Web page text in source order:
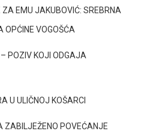
EMU JAKUBOVIĆ: SREBRNA
OPĆINE VOGOŠĆA
POZIV KOJI ODGAJA
U ULIČNOJ KOŠARCI
ZABILJEŽENO POVEĆANJE